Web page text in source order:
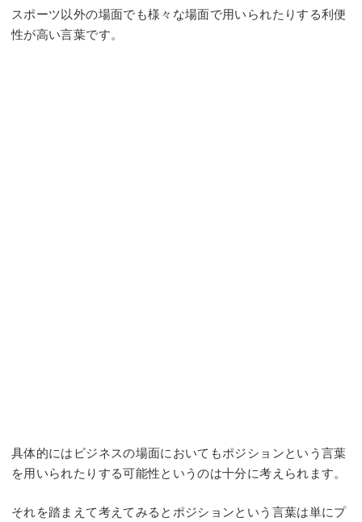
スポーツ以外の場面でも様々な場面で用いられたりする利便
性が高い言葉です。
具体的にはビジネスの場面においてもポジションという言葉
を用いられたりする可能性というのは十分に考えられます。
それを踏まえて考えてみるとポジションという言葉は単にプ